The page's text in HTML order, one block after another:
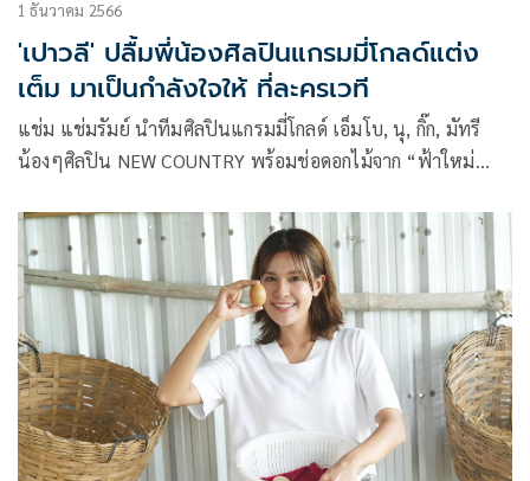
1 ธันวาคม 2566
'เปาวลี' ปลื้มพี่น้องศิลปินแกรมมี่โกลด์แต่ง
เต็ม มาเป็นกำลังใจให้ ที่ละครเวที
แช่ม แช่มรัมย์ นำทีมศิลปินแกรมมี่โกลด์ เอ็มโบ, นุ, กิ๊ก, มัทรี
น้องๆศิลปิน NEW COUNTRY พร้อมช่อดอกไม้จาก “ฟ้าใหม่
วลี พรพิมล” กับบทบาท “ทองกวาว” ในละครเวที “มนต์รักลูก
ทุ่ง ทองกวาว เดอะมิวสิคัล” ที่แสดงเป็นรอบแรก ฌ โรงละครเค
แบงค์ สยามพิฆเนศ